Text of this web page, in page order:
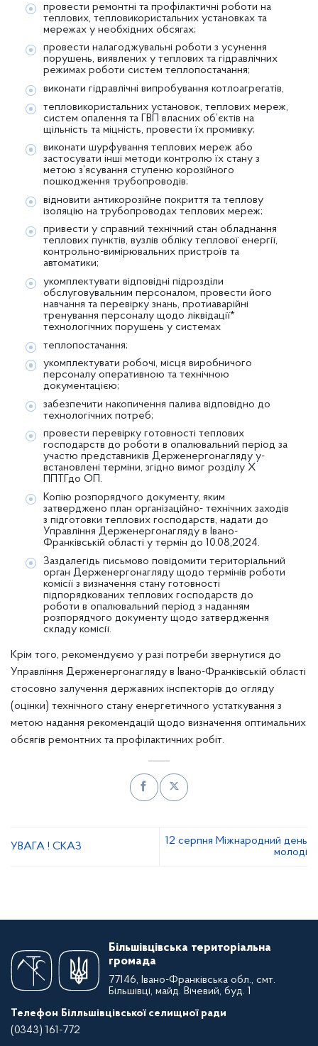
провести ремонтні та профілактичні роботи на
теплових, тепловикористальних установках та
мережах у необхідних обсягах;
провести налагоджувальні роботи з усунення
порушень, виявлених у теплових та гідравлічних
режимах роботи систем теплопостачання;
виконати гідравлічні випробування котлоагрегатів,
тепловикористальних установок, теплових мереж,
систем опалення та ГВП власних об’єктів на
щільність та міцність, провести їх промивку;
виконати шурфування теплових мереж або
застосувати інші методи контролю їх стану з
метою з’ясування ступеню корозійного
пошкодження трубопроводів;
відновити антикорозійне покриття та теплову
ізоляцію на трубопроводах теплових мереж;
привести у справний технічний стан обладнання
теплових пунктів, вузлів обліку теплової енергії,
контрольно-вимірювальних пристроїв та
автоматики;
укомплектувати відповідні підрозділи
обслуговувальним персоналом, провести його
навчання та перевірку знань, протиаварійні
тренування персоналу щодо ліквідації*
технологічних порушень у системах
теплопостачання;
укомплектувати робочі, місця виробничого
персоналу оперативною та технічною
документацією;
забезпечити накопичення палива відповідно до
технологічних потреб;
провести перевірку готовності теплових
господарств до роботи в опалювальний період за
участю представників Держенергонагляду у-
встановлені терміни, згідно вимог розділу X
ППТГдо ОП.
Копію розпорядчого документу, яким
затверджено план організаційно- технічних заходів
з підготовки теплових господарств, надати до
Управління Держенергонагляду в Івано-
Франківській області у термін до 10.08,2024.
Заздалегідь письмово повідомити територіальний
орган Держенергонагляду щодо термінів роботи
комісії з визначення стану готовності
підпорядкованих теплових господарств до
роботи в опалювальний період з наданням
розпорядчого документу щодо затвердження
складу комісії.
Крім того, рекомендуємо у разі потреби звернутися до
Управління Держенергонагляду в Івано-Франківській області
стосовно залучення державних інспекторів до огляду
(оцінки) технічного стану енергетичного устаткування з
метою надання рекомендацій щодо визначення оптимальних
обсягів ремонтних та профілактичних робіт.
УВАГА ! СКАЗ
12 серпня Міжнародний день
молоді
Більшівцівська територіальна
громада
77146, Івано-Франківська обл., смт.
Більшівці, майд. Вічевий, буд. 1
Телефон Білльшівцівської селищної ради
(0343) 161-772